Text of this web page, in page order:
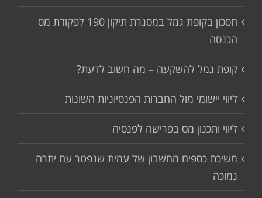
חסכון בקופת גמל במסגרת תיקון 190 לפקודת מס
הכנסה
קופת גמל להשקעה – מה חשוב לדעת?
ליווי יישומי מול החברות הפנסיוניות השונות
ליווי ותכנון מס בפרישה לפנסיה
משיכת כספים מחשבון של עמית שנפטר עם יתרה
נמוכה